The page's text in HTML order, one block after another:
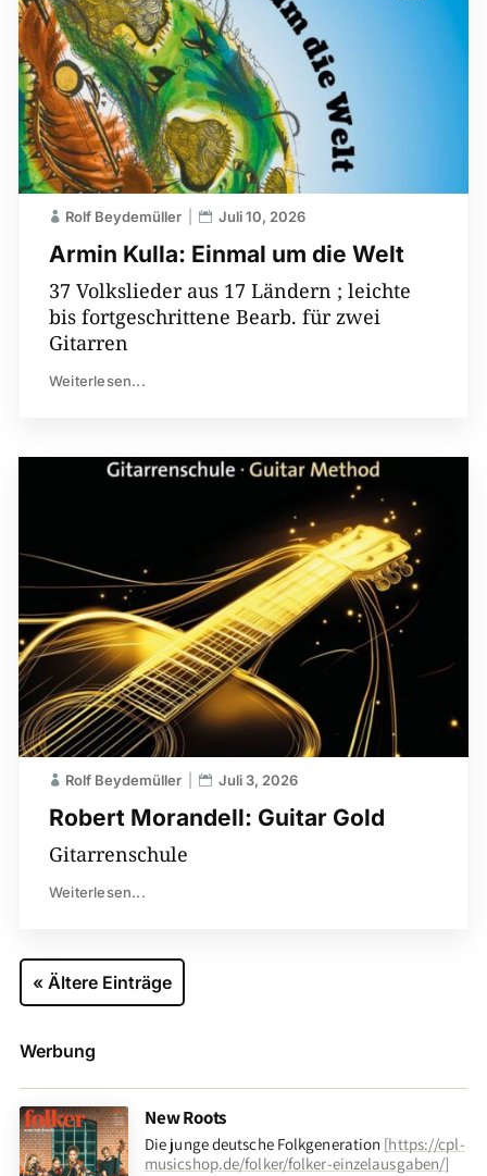
Armin Kulla: Einmal um die Welt
Rolf Beydemüller Juli 10, 2026
37 Volkslieder aus 17 Ländern ; leichte
bis fortgeschrittene Bearb. für zwei
Gitarren
Weiterlesen...
Robert Morandell: Guitar Gold
Rolf Beydemüller Juli 3, 2026
Gitarrenschule
Weiterlesen...
« Ältere Einträge
Werbung
New Roots
Die junge deutsche Folkgeneration [https://cpl-
musicshop.de/folker/folker-einzelausgaben/]